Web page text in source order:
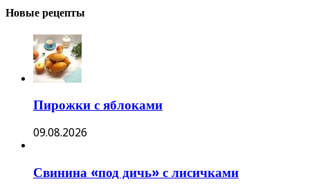
Новые рецепты
Пирожки с яблоками
09.08.2026
Свинина «под дичь» с лисичками